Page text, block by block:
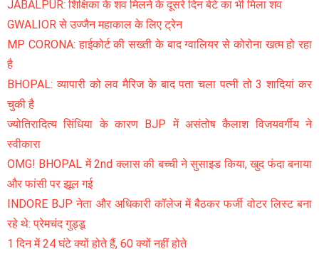
JABALPUR: शिक्षिका के शव मिलने के दूसरे दिन बेटे का भी मिला शव
GWALIOR से उज्जैन महाकाल के लिए ट्रेन
MP CORONA: हाईकोर्ट की सख्ती के बाद ग्वालियर से कोरोना खत्म हो रहा
है
BHOPAL: व्यापारी को लव मैरिज के बाद पता चला पत्नी तो 3 शादियां कर
चुकी है
ज्योतिरादित्य सिंधिया के कारण BJP में असंतोष कैलाश विजयवर्गीय ने
स्वीकारा
OMG! BHOPAL में 2nd क्लास की बच्ची ने सुसाइड किया, खुद फंदा बनाया
और फांसी पर झूल गई
INDORE BJP नेता और अधिकारी कॉलेज में बैठकर फर्जी वोटर लिस्ट बना
रहे थे: प्रेमचंद गुड्डू
1 दिन में 24 घंटे क्यों होते हैं, 60 क्यों नहीं होते